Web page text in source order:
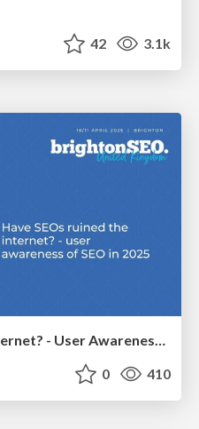
42 3.1k
Have SEOs Ruined the Internet? - User Awareness of SEO in 2025
0 410